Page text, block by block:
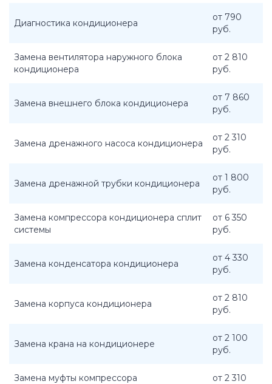
Диагностика кондиционера
от 790
руб.
Замена вентилятора наружного блока
кондиционера
от 2 810
руб.
Замена внешнего блока кондиционера
от 7 860
руб.
Замена дренажного насоса кондиционера
от 2 310
руб.
Замена дренажной трубки кондиционера
от 1 800
руб.
Замена компрессора кондиционера сплит
системы
от 6 350
руб.
Замена конденсатора кондиционера
от 4 330
руб.
Замена корпуса кондиционера
от 2 810
руб.
Замена крана на кондиционере
от 2 100
руб.
Замена муфты компрессора
от 2 310